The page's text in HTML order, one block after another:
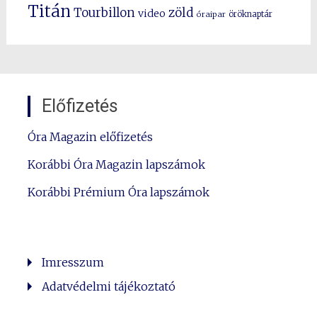
Titán Tourbillon video zöld óraipar öröknaptár
Előfizetés
Óra Magazin előfizetés
Korábbi Óra Magazin lapszámok
Korábbi Prémium Óra lapszámok
Imresszum
Adatvédelmi tájékoztató